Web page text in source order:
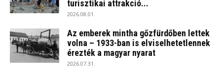
turisztikai attrakció...
2026.08.01.
Az emberek mintha gőzfürdőben lettek
volna – 1933-ban is elviselhetetlennek
érezték a magyar nyarat
2026.07.31.